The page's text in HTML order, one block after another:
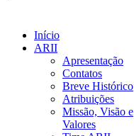
Início
ARII
Apresentação
Contatos
Breve Histórico
Atribuições
Missão, Visão e
Valores